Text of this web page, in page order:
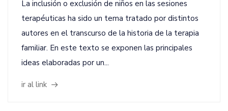
La inclusión o exclusión de niños en las sesiones
terapéuticas ha sido un tema tratado por distintos
autores en el transcurso de la historia de la terapia
familiar. En este texto se exponen las principales
ideas elaboradas por un...
ir al link